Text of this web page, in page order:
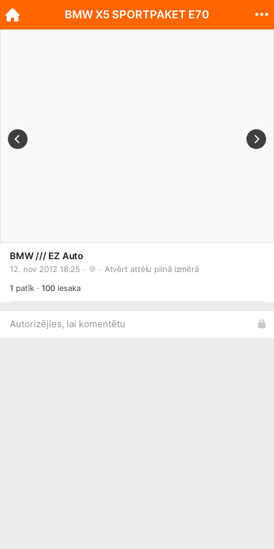
BMW /// EZ Auto
12. nov 2012 18:25 · · Atvērt attēlu pilnā izmērā
1 patīk ·100iesaka
Autorizējies, lai komentētu
BMW X5 SPORTPAKET E70